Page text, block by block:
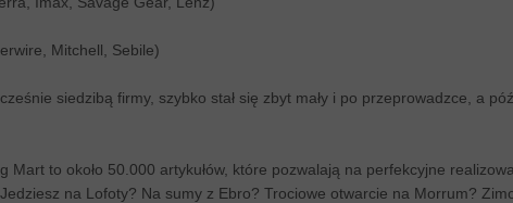
Mitchell, Sebile)
siedzibą firmy, szybko stał się zbyt mały i po przeprowadzce, a
Mart to około 50.000 artykułów, które pozwalają na perfekcyjne
na Lofoty? Na sumy z Ebro? Trociowe otwarcie na Morrum?